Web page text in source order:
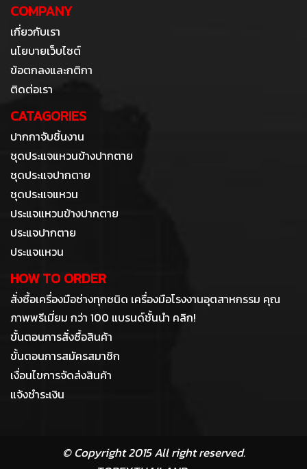
COMPANY
เกี่ยวกับเรา
นโยบายเว็บไซต์
ข้อตกลงและกติกา
ติดต่อเรา
CATAGORIES
ปากกาจับชิ้นงาน
ชุดประแจแหวนข้างปากตาย
ชุดประแจปากตาย
ชุดประแจแหวน
ประแจแหวนข้างปากตาย
ประแจปากตาย
ประแจแหวน
HOW TO ORDER
สั่งซื้อเครื่องมือช่างทุกชนิด เครื่องมือโรงงานอุตสาหกรรม คุณ
ภาพพรีเมี่ยม กว่า 100 แบรนด์ชั้นนำ คลิก!
ขั้นตอนการสั่งซื้อสินค้า
ขั้นตอนการสมัครสมาชิก
เงื่อนไขการจัดส่งสินค้า
แจ้งชำระเงิน
© Copyright 2015 All right reserved.